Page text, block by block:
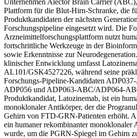
Plattform für die Blut-Hirn-Schranke, die
Produktkandidaten der nächsten
Forschungspipeline eingesetzt wird. Die
Arzneimittelforschungsplattform nutzt
fortschrittliche Werkzeuge in der
sowie Erkenntnisse zur
klinischer Entwicklung umfasst
AL101/GSK4527226, während seine
Forschungs-Pipeline-Kandidaten
ADP056 und ADP063-ABC/ADP064-
Produktkandidat, Latozinemab, ist ein
monoklonaler Antikörper, der die
Gehirn von FTD-GRN-Patienten erhöht.
ein humaner rekombinanter monoklonaler
wurde, um die PGRN-Spiegel im Gehirn